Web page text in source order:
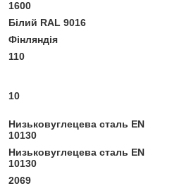
1600
Білий RAL 9016
Фінляндія
110
10
Низьковуглецева сталь EN
10130
Низьковуглецева сталь EN
10130
2069